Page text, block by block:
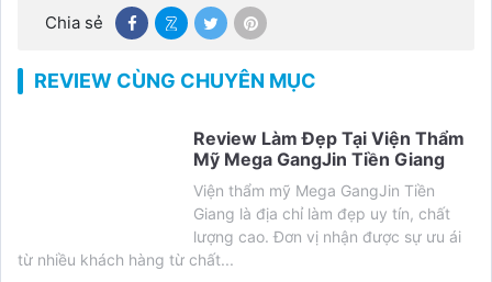
Chia sẻ
REVIEW CÙNG CHUYÊN MỤC
Review Làm Đẹp Tại Viện Thẩm
Mỹ Mega GangJin Tiền Giang
Viện thẩm mỹ Mega GangJin Tiền
Giang là địa chỉ làm đẹp uy tín, chất
lượng cao. Đơn vị nhận được sự ưu ái
từ nhiều khách hàng từ chất...